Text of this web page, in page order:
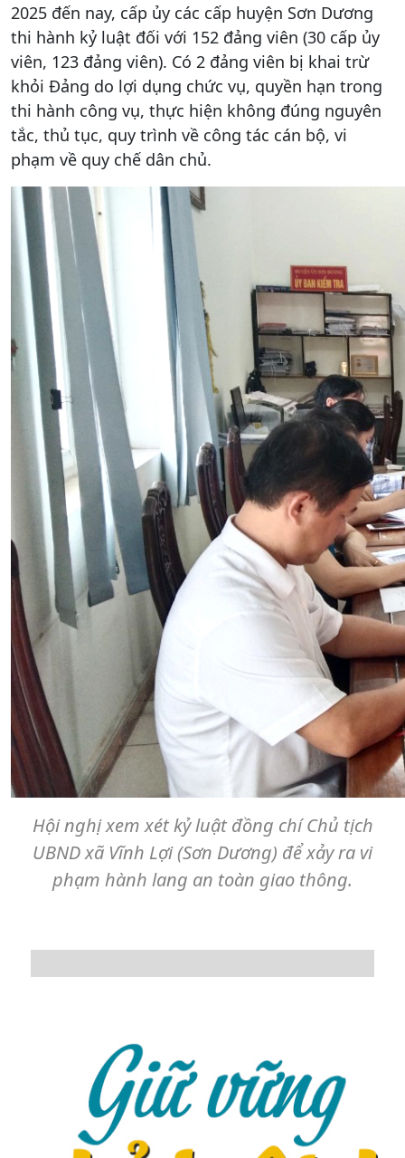
2025 đến nay, cấp ủy các cấp huyện Sơn Dương
thi hành kỷ luật đối với 152 đảng viên (30 cấp ủy
viên, 123 đảng viên). Có 2 đảng viên bị khai trừ
khỏi Đảng do lợi dụng chức vụ, quyền hạn trong
thi hành công vụ, thực hiện không đúng nguyên
tắc, thủ tục, quy trình về công tác cán bộ, vi
phạm về quy chế dân chủ.
Hội nghị xem xét kỷ luật đồng chí Chủ tịch
UBND xã Vĩnh Lợi (Sơn Dương) để xảy ra vi
phạm hành lang an toàn giao thông.